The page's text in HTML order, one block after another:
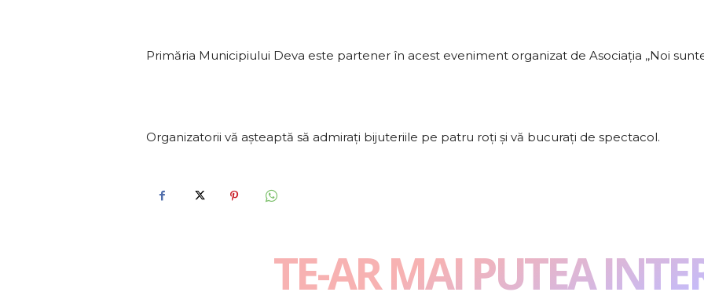
Primăria Municipiului Deva este partener în acest eveniment organizat de Asociația ,,Noi
Organizatorii vă așteaptă să admirați bijuteriile pe patru roți și vă bucurați de spectacol.
TE-AR MAI PUTEA